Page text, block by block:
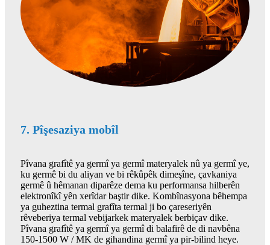
7. Pîşesaziya mobîl
Pîvana grafîtê ya germî ya germî materyalek nû ya germî ye,
ku germê bi du aliyan ve bi rêkûpêk dimeşîne, çavkaniya
germê û hêmanan diparêze dema ku performansa hilberên
elektronîkî yên xerîdar baştir dike. Kombînasyona bêhempa
ya guheztina termal grafîta termal ji bo çareseriyên
rêveberiya termal vebijarkek materyalek berbiçav dike.
Pîvana grafîtê ya germî ya germî di balafirê de di navbêna
150-1500 W / MK de gihandina germî ya pir-bilind heye.